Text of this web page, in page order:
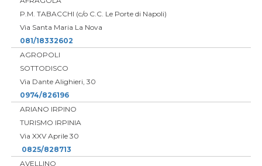
P.M. TABACCHI (c/o C.C. Le Porte di Napoli)
Via Santa Maria La Nova
081/18332602
AGROPOLI
SOTTODISCO
Via Dante Alighieri, 30
0974/826196
ARIANO IRPINO
TURISMO IRPINIA
Via XXV Aprile 30
0825/828713
AVELLINO